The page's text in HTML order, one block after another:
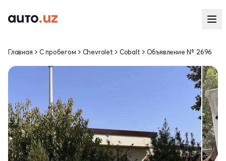
Главная С пробегом Chevrolet Cobalt Объявление № 2696